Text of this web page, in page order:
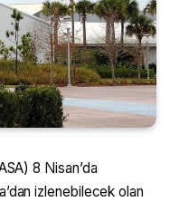
8 Nisan’da
izlenebilecek olan